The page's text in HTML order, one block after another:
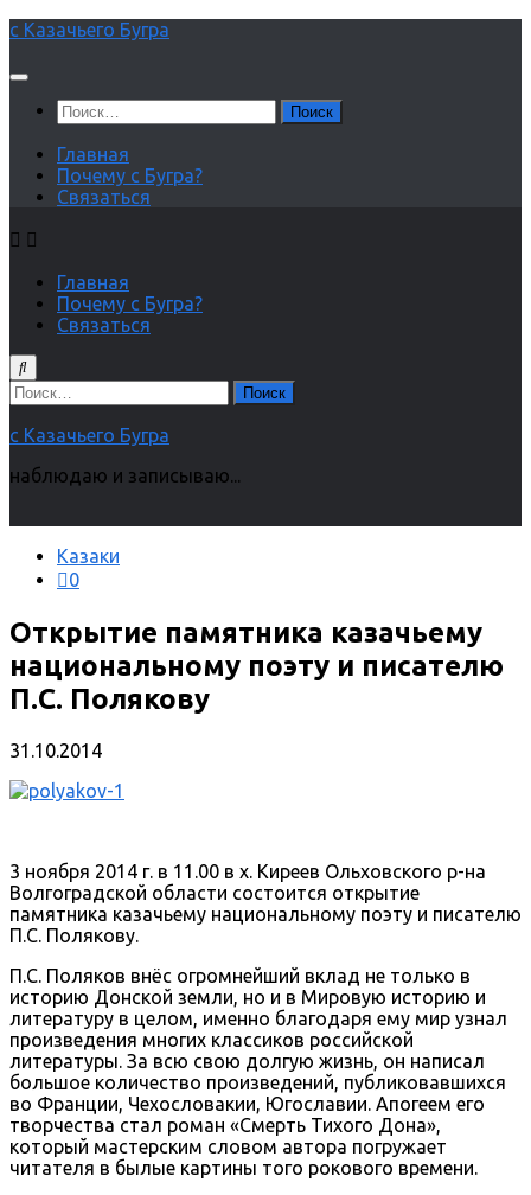
Перейти
содержимому
с Казачьего Бугра
Найти:
Главная
Почему с Бугра?
Связаться
Главная
Почему с Бугра?
Связаться
Найти:
с Казачьего Бугра
наблюдаю и записываю...
Казаки
0
Открытие памятника казачьему
национальному поэту и писателю
П.С. Полякову
31.10.2014
3 ноября 2014 г. в 11.00 в х. Киреев Ольховского р-на
Волгоградской области состоится открытие
памятника казачьему национальному поэту и писателю
П.С. Полякову.
П.С. Поляков внёс огромнейший вклад не только в
историю Донской земли, но и в Мировую историю и
литературу в целом, именно благодаря ему мир узнал
произведения многих классиков российской
литературы. За всю свою долгую жизнь, он написал
большое количество произведений, публиковавшихся
во Франции, Чехословакии, Югославии. Апогеем его
творчества стал роман «Смерть Тихого Дона»,
который мастерским словом автора погружает
читателя в былые картины того рокового времени.